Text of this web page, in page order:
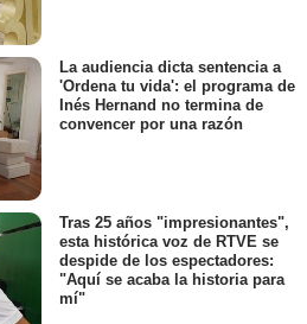
La audiencia dicta sentencia a
'Ordena tu vida': el programa de
Inés Hernand no termina de
convencer por una razón
Tras 25 años "impresionantes",
esta histórica voz de RTVE se
despide de los espectadores:
"Aquí se acaba la historia para
mí"